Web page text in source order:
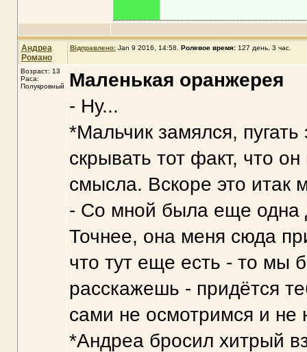
Андреа
Романо
Відправлено: Jan 9 2016, 14:58 Ролевое время:127 день, 3 час.
Возраст: 13
Раса:
Полукровный
Маленькая оранжерея
- Ну...
*Мальчик замялся,
скрывать тот факт, что
смысла. Вскоре это итак
- Со мной была еще одна
Точнее, она меня сюда
что тут еще есть - то мы
расскажешь - придётся
сами не осмотримся и не
*Андреа бросил хитрый